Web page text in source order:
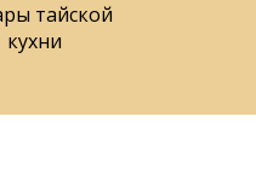
тайской
кухни